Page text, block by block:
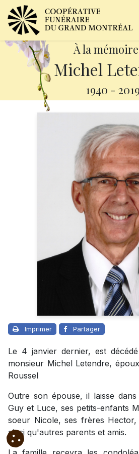
À la
Michel
1940 - 2019
Imprimer Partager
Le 4 janvier dernier, est
monsieur Michel Letendre,
Roussel
Outre son épouse, il laisse
Guy et Luce, ses petits-enfants
soeur Nicole, ses frères
ainsi qu'autres parents et amis.